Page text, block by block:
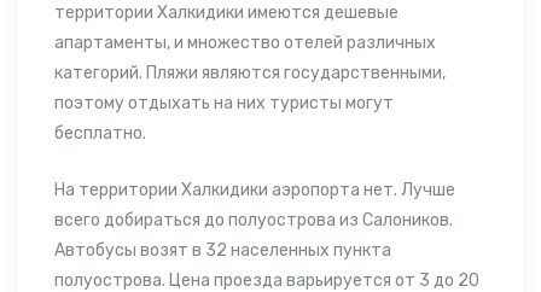
территории Халкидики имеются дешевые
апартаменты, и множество отелей различных
категорий. Пляжи являются государственными,
поэтому отдыхать на них туристы могут
бесплатно.
На территории Халкидики аэропорта нет. Лучше
всего добираться до полуострова из Салоников.
Автобусы возят в 32 населенных пункта
полуострова. Цена проезда варьируется от 3 до 20